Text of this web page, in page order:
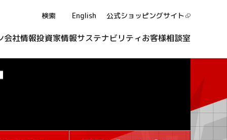
検索 English 公式ショッピングサイト
会社情報投資家情報サステナビリティお客様相談室